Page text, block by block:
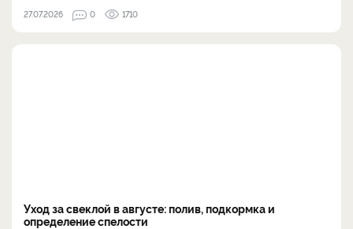
27.07.2026 0 1710
Уход за свеклой в августе: полив, подкормка и
определение спелости